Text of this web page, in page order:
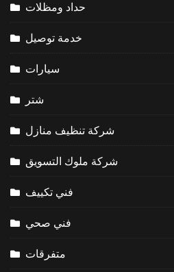
حداد ومظلات
خدمة توصيل
سيارات
شتر
شركة تنظيف منازل
شركة ملوك التسويق
فني تكييف
فني صحي
متفرقات